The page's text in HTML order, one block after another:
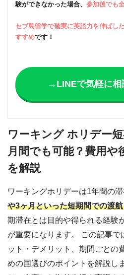
験ができなかった場合、 参加後でも
セブ島留学で確実に英語力を伸ばし
すすめです！
→LINEで気軽に相
ワーキング ホリデー
月間でも可能？費用や
を解説
ワーキングホリデーは1年間の滞
や3ヶ月といった短期間での渡
期滞在とは目的や得られる経験
が重要になります。 この記事で
ット・デメリット、期間ごとの
めの国選びのポイントを解説し